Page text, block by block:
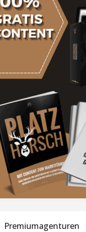
Premiumagenturen